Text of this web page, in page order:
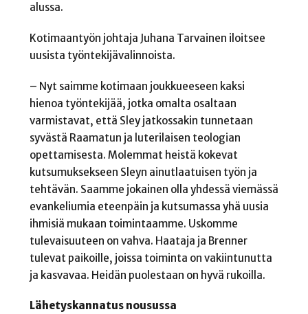
alussa.
Kotimaantyön johtaja Juhana Tarvainen iloitsee
uusista työntekijävalinnoista.
– Nyt saimme kotimaan joukkueeseen kaksi
hienoa työntekijää, jotka omalta osaltaan
varmistavat, että Sley jatkossakin tunnetaan
syvästä Raamatun ja luterilaisen teologian
opettamisesta. Molemmat heistä kokevat
kutsumuksekseen Sleyn ainutlaatuisen työn ja
tehtävän. Saamme jokainen olla yhdessä viemässä
evankeliumia eteenpäin ja kutsumassa yhä uusia
ihmisiä mukaan toimintaamme. Uskomme
tulevaisuuteen on vahva. Haataja ja Brenner
tulevat paikoille, joissa toiminta on vakiintunutta
ja kasvavaa. Heidän puolestaan on hyvä rukoilla.
Lähetyskannatus nousussa